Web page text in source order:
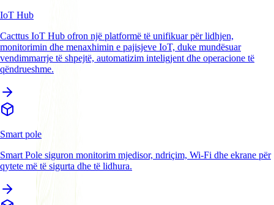
IoT Hub
Cacttus IoT Hub ofron një platformë të unifikuar për lidhjen,
monitorimin dhe menaxhimin e pajisjeve IoT, duke mundësuar
vendimmarrje të shpejtë, automatizim inteligjent dhe operacione të
qëndrueshme.
Smart pole
Smart Pole siguron monitorim mjedisor, ndriçim, Wi-Fi dhe ekrane për
qytete më të sigurta dhe të lidhura.